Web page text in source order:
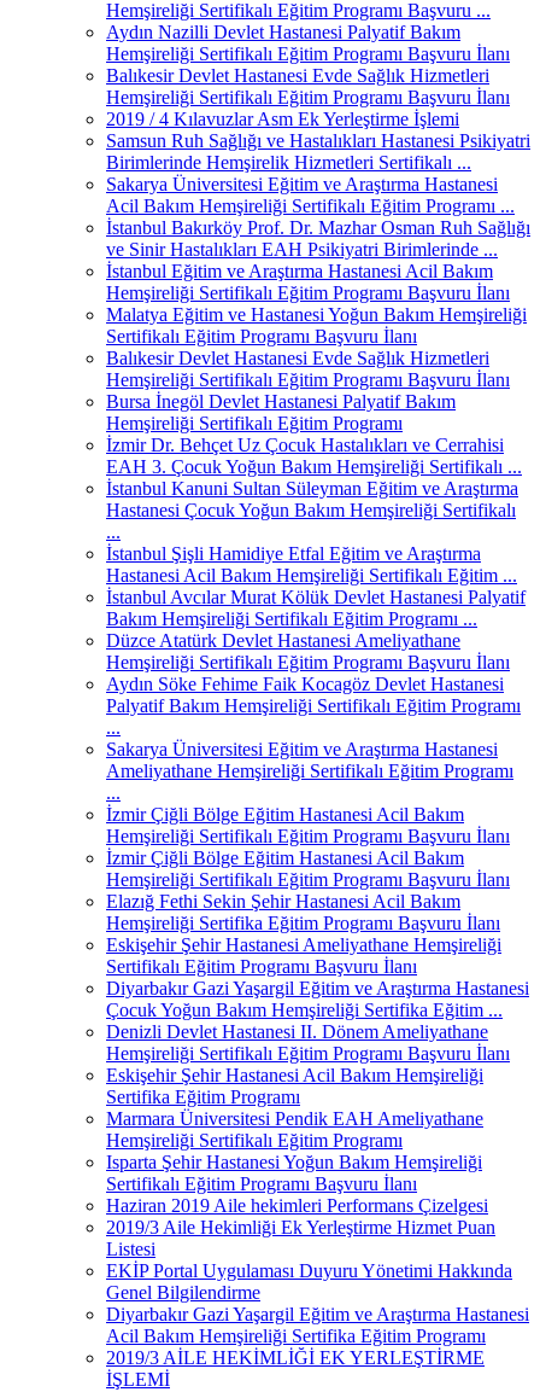
Hemşireliği Sertifikalı Eğitim Programı Başvuru ...
Aydın Nazilli Devlet Hastanesi Palyatif Bakım
Hemşireliği Sertifikalı Eğitim Programı Başvuru İlanı
Balıkesir Devlet Hastanesi Evde Sağlık Hizmetleri
Hemşireliği Sertifikalı Eğitim Programı Başvuru İlanı
2019 / 4 Kılavuzlar Asm Ek Yerleştirme İşlemi
Samsun Ruh Sağlığı ve Hastalıkları Hastanesi Psikiyatri
Birimlerinde Hemşirelik Hizmetleri Sertifikalı ...
Sakarya Üniversitesi Eğitim ve Araştırma Hastanesi
Acil Bakım Hemşireliği Sertifikalı Eğitim Programı ...
İstanbul Bakırköy Prof. Dr. Mazhar Osman Ruh Sağlığı
ve Sinir Hastalıkları EAH Psikiyatri Birimlerinde ...
İstanbul Eğitim ve Araştırma Hastanesi Acil Bakım
Hemşireliği Sertifikalı Eğitim Programı Başvuru İlanı
Malatya Eğitim ve Hastanesi Yoğun Bakım Hemşireliği
Sertifikalı Eğitim Programı Başvuru İlanı
Balıkesir Devlet Hastanesi Evde Sağlık Hizmetleri
Hemşireliği Sertifikalı Eğitim Programı Başvuru İlanı
Bursa İnegöl Devlet Hastanesi Palyatif Bakım
Hemşireliği Sertifikalı Eğitim Programı
İzmir Dr. Behçet Uz Çocuk Hastalıkları ve Cerrahisi
EAH 3. Çocuk Yoğun Bakım Hemşireliği Sertifikalı ...
İstanbul Kanuni Sultan Süleyman Eğitim ve Araştırma
Hastanesi Çocuk Yoğun Bakım Hemşireliği Sertifikalı
...
İstanbul Şişli Hamidiye Etfal Eğitim ve Araştırma
Hastanesi Acil Bakım Hemşireliği Sertifikalı Eğitim ...
İstanbul Avcılar Murat Kölük Devlet Hastanesi Palyatif
Bakım Hemşireliği Sertifikalı Eğitim Programı ...
Düzce Atatürk Devlet Hastanesi Ameliyathane
Hemşireliği Sertifikalı Eğitim Programı Başvuru İlanı
Aydın Söke Fehime Faik Kocagöz Devlet Hastanesi
Palyatif Bakım Hemşireliği Sertifikalı Eğitim Programı
...
Sakarya Üniversitesi Eğitim ve Araştırma Hastanesi
Ameliyathane Hemşireliği Sertifikalı Eğitim Programı
...
İzmir Çiğli Bölge Eğitim Hastanesi Acil Bakım
Hemşireliği Sertifikalı Eğitim Programı Başvuru İlanı
İzmir Çiğli Bölge Eğitim Hastanesi Acil Bakım
Hemşireliği Sertifikalı Eğitim Programı Başvuru İlanı
Elazığ Fethi Sekin Şehir Hastanesi Acil Bakım
Hemşireliği Sertifika Eğitim Programı Başvuru İlanı
Eskişehir Şehir Hastanesi Ameliyathane Hemşireliği
Sertifikalı Eğitim Programı Başvuru İlanı
Diyarbakır Gazi Yaşargil Eğitim ve Araştırma Hastanesi
Çocuk Yoğun Bakım Hemşireliği Sertifika Eğitim ...
Denizli Devlet Hastanesi II. Dönem Ameliyathane
Hemşireliği Sertifikalı Eğitim Programı Başvuru İlanı
Eskişehir Şehir Hastanesi Acil Bakım Hemşireliği
Sertifika Eğitim Programı
Marmara Üniversitesi Pendik EAH Ameliyathane
Hemşireliği Sertifikalı Eğitim Programı
Isparta Şehir Hastanesi Yoğun Bakım Hemşireliği
Sertifikalı Eğitim Programı Başvuru İlanı
Haziran 2019 Aile hekimleri Performans Çizelgesi
2019/3 Aile Hekimliği Ek Yerleştirme Hizmet Puan
Listesi
EKİP Portal Uygulaması Duyuru Yönetimi Hakkında
Genel Bilgilendirme
Diyarbakır Gazi Yaşargil Eğitim ve Araştırma Hastanesi
Acil Bakım Hemşireliği Sertifika Eğitim Programı
2019/3 AİLE HEKİMLİĞİ EK YERLEŞTİRME
İŞLEMİ